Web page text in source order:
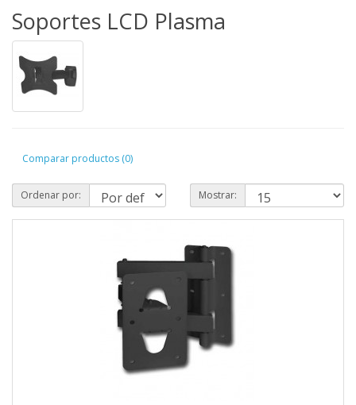
Soportes LCD Plasma
Comparar productos (0)
Ordenar por: Mostrar: